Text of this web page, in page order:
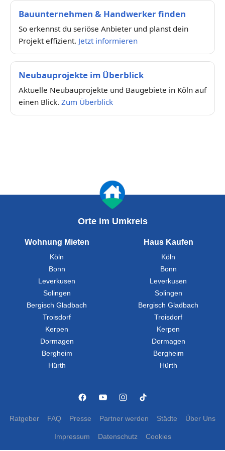
Bauunternehmen & Handwerker finden
So erkennst du seriöse Anbieter und planst dein
Projekt effizient. Jetzt informieren
Neubauprojekte im Überblick
Aktuelle Neubauprojekte und Baugebiete in Köln auf
einen Blick. Zum Überblick
Orte im Umkreis
Wohnung Mieten
Köln
Bonn
Leverkusen
Solingen
Bergisch Gladbach
Troisdorf
Kerpen
Dormagen
Bergheim
Hürth
Haus Kaufen
Köln
Bonn
Leverkusen
Solingen
Bergisch Gladbach
Troisdorf
Kerpen
Dormagen
Bergheim
Hürth
Ratgeber FAQ Presse Partner werden Städte Über Uns
Impressum Datenschutz Cookies